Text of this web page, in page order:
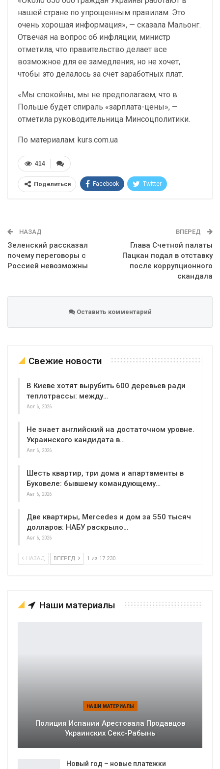
нашей стране по упрощенным правилам. Это
очень хорошая информация», — сказала Мальонг.
Отвечая на вопрос об инфляции, министр
отметила, что правительство делает все
возможное для ее замедления, но не хочет,
чтобы это делалось за счет заработных плат.
«Мы спокойны, мы не предполагаем, что в
Польше будет спираль «зарплата-цены», —
отметила руководительница Минсоцполитики.
По материалам: kurs.com.ua
414
Поделиться Facebook Twitter
НАЗАД
Зеленский рассказал
почему переговоры с
Россией невозможны
ВПЕРЕД
Глава Счетной палаты
Пацкан подал в отставку
после коррупционного
скандала
Оставить комментарий
Свежие новости
В Киеве хотят вырубить 600 деревьев ради
теплотрассы: между…
Авг 6, 2026
Не знает английский на достаточном уровне.
Украинского кандидата в…
Авг 6, 2026
Шесть квартир, три дома и апартаменты в
Буковеле: бывшему командующему…
Авг 6, 2026
Две квартиры, Mercedes и дом за 550 тысяч
долларов: НАБУ раскрыло…
Авг 6, 2026
НАЗАД ВПЕРЕД 1 из 17 230
Наши материалы
НАШИ МАТЕРИАЛЫ
Полиция Испании Арестовала Продавцов
Украинских Секс-Рабынь
Новый год – новые платежки